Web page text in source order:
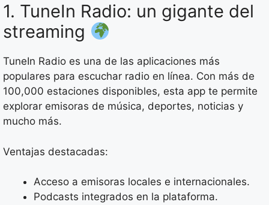
1. TuneIn Radio: un gigante del
streaming
TuneIn Radio es una de las aplicaciones más
populares para escuchar radio en línea. Con más de
100,000 estaciones disponibles, esta app te permite
explorar emisoras de música, deportes, noticias y
mucho más.
Ventajas destacadas:
Acceso a emisoras locales e internacionales.
Podcasts integrados en la plataforma.